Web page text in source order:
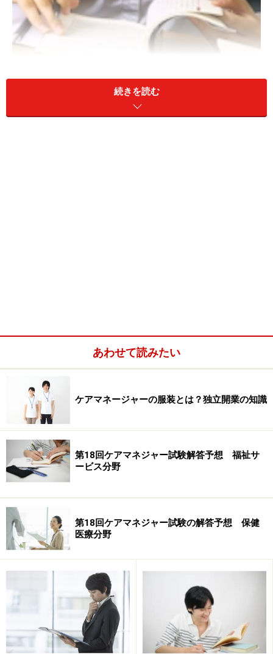
介護支援分野は、介護保険法をベースに構築されていま
す。ですから、介護保険法とは何かを中心に理解してい
例えば、介護認定審査会と介護保険審査会は何が違うの
かイメージしにくいと思います。他にも、介護保険事業
計画と介護保険支援計画などミスしやすいポイントがい
くつかあります。理解していてもケアレスミスや忘れて
しまうこともありますので、まずは理解と反復を繰り返
しながら勉強を進めてください。
介護保険法施行の背景を知る
介護保険法施行についてどのような背景から施行に至っ
たのかを知ることが大切です。我が国における高齢化率
の変遷や国の財政事情、高齢者と切り離せない医療の課
題などは知っておいた方が良いでしょう。介護保険法施
続きを読む
あわせて読みたい
ケアマネージャーの服装とは？独立開業の知識
第18回ケアマネジャー試験解答予想 福祉サ
ービス分野
第18回ケアマネジャー試験の解答予想 保健
医療分野